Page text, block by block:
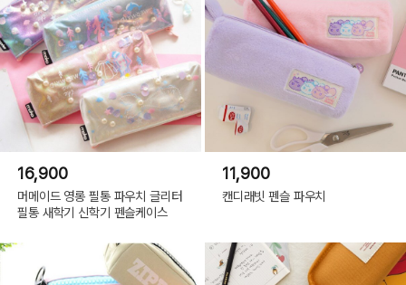
16,900
머메이드 영롱 필통 파우치 글리터
필통 새학기 신학기 펜슬케이스
11,900
캔디래빗 펜슬 파우치